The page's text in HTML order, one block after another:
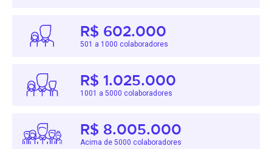
R$ 602.000
501 a 1000 colaboradores
R$ 1.025.000
1001 a 5000 colaboradores
R$ 8.005.000
Acima de 5000 colaboradores